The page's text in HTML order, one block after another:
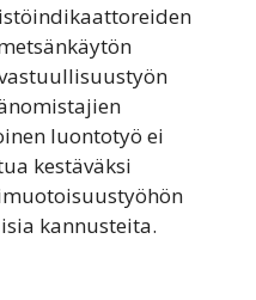
luontotyö ei
kestäväksi
kannusteita.